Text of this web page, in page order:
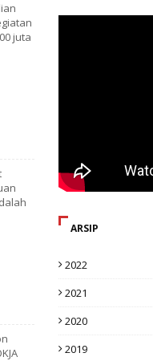
juta
ARSIP
2022
2021
2020
2019